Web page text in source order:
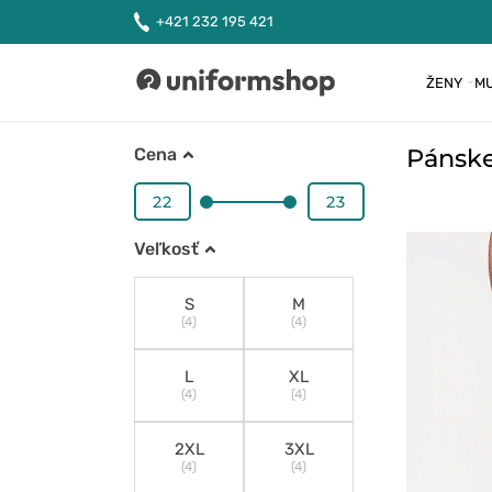
+421 232 195 421
Uniformshop
ŽENY
Cena
Veľkosť
S
(4)
M
(4)
L
(4)
XL
(4)
2XL
(4)
3XL
(4)